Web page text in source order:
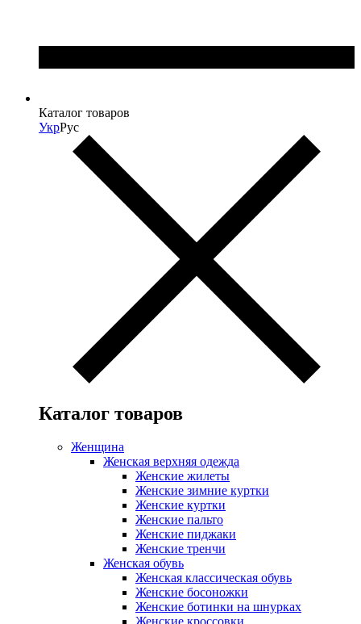
Каталог товаров
УкрРус
Каталог товаров
Женщина
Женская верхняя одежда
Женские жилеты
Женские зимние куртки
Женские куртки
Женские пальто
Женские пиджаки
Женские тренчи
Женская обувь
Женская классическая обувь
Женские босоножки
Женские ботинки на шнурках